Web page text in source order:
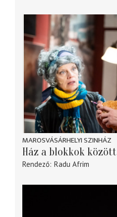
MAROSVÁSÁRHELYI SZINHÁZ
Ház a blokkok között
Rendező Radu Afrim